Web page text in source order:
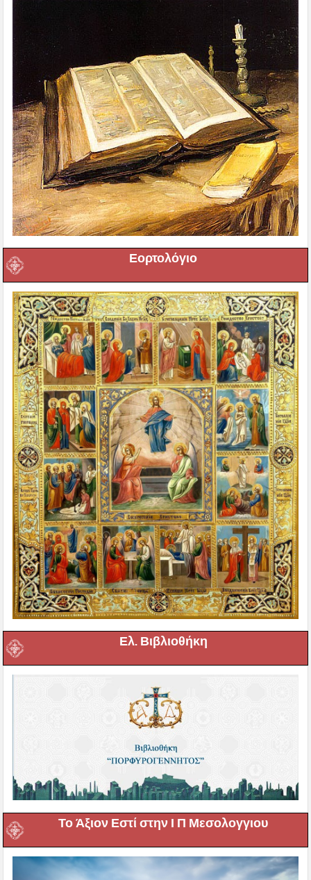
Εορτολόγιο
Ελ. Βιβλιοθήκη
Το Άξιον Εστί στην Ι Π Μεσολογγιου